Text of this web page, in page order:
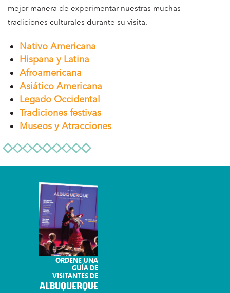
mejor manera de experimentar nuestras muchas
tradiciones culturales durante su visita.
Nativo Americana
Hispana y Latina
Afroamericana
Asiático Americana
Legado Occidental
Tradiciones festivas
Museos y Atracciones
ORDENE UNA
GUÍA DE
VISITANTES DE
ALBUQUERQUE